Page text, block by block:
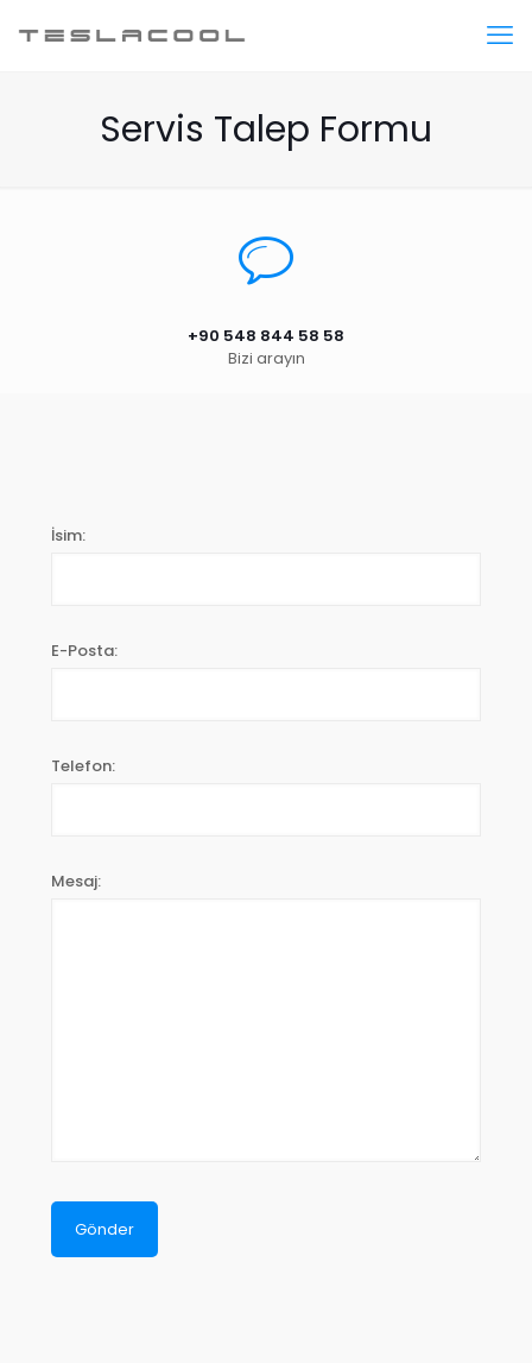
Servis Talep Formu
+90 548 844 58 58
Bizi arayın
İsim:
E-Posta:
Telefon:
Mesaj: